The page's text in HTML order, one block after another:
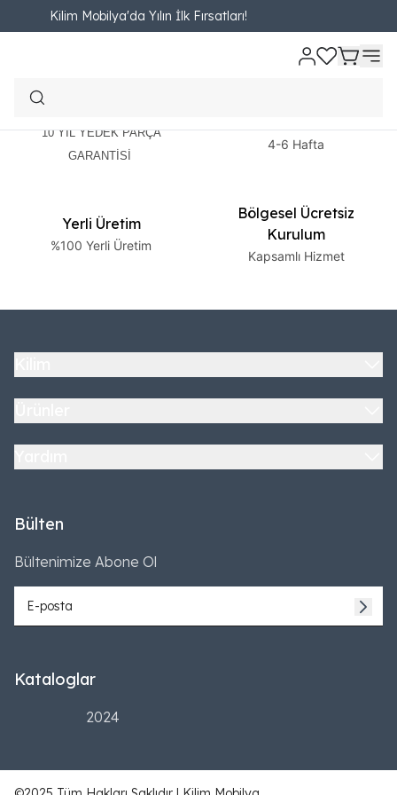
Kilim Mobilya'da Yılın İlk Fırsatları!
10 YIL YEDEK PARÇA
GARANTİSİ
4-6 Hafta
Yerli Üretim
%100 Yerli Üretim
Bölgesel Ücretsiz
Kurulum
Kapsamlı Hizmet
Kataloglar
2024
Bülten
Bültenimize Abone Ol